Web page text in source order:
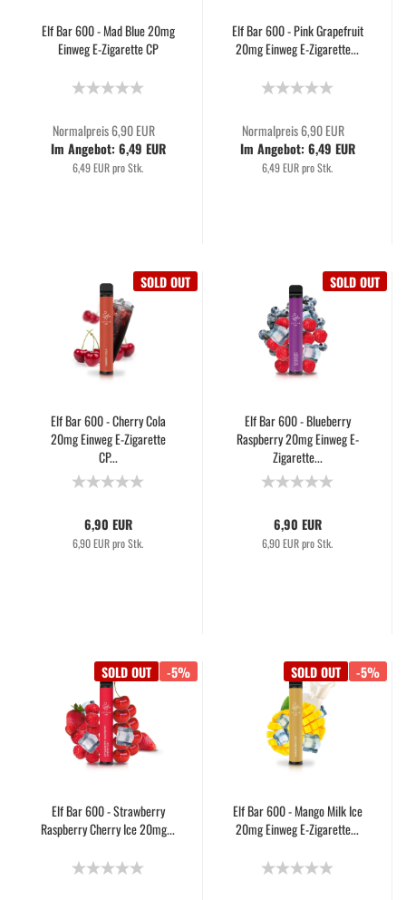
Elf Bar 600 - Mad Blue 20mg
Einweg E-Zigarette CP
Normalpreis 6,90 EUR
Im Angebot: 6,49 EUR
6,49 EUR pro Stk.
Elf Bar 600 - Pink Grapefruit
20mg Einweg E-Zigarette...
Normalpreis 6,90 EUR
Im Angebot: 6,49 EUR
6,49 EUR pro Stk.
SOLD OUT
Elf Bar 600 - Cherry Cola
20mg Einweg E-Zigarette
CP...
6,90 EUR
6,90 EUR pro Stk.
SOLD OUT
Elf Bar 600 - Blueberry
Raspberry 20mg Einweg E-
Zigarette...
6,90 EUR
6,90 EUR pro Stk.
SOLD OUT -5%
Elf Bar 600 - Strawberry
Raspberry Cherry Ice 20mg...
SOLD OUT -5%
Elf Bar 600 - Mango Milk Ice
20mg Einweg E-Zigarette...